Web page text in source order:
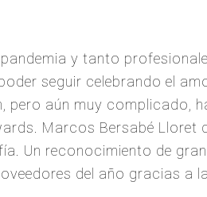
y tanto
seguir celebrando el
aún muy complicado,
Marcos Bersabé Lloret
Un reconocimiento de
del año gracias a